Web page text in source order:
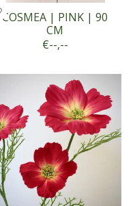
COSMEA | PINK | 90
CM
€--,--